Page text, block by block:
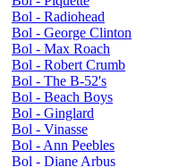
Bol - Radiohead
Bol - George Clinton
Bol - Max Roach
Bol - Robert Crumb
Bol - The B-52's
Bol - Beach Boys
Bol - Ginglard
Bol - Vinasse
Bol - Ann Peebles
Bol - Diane Arbus